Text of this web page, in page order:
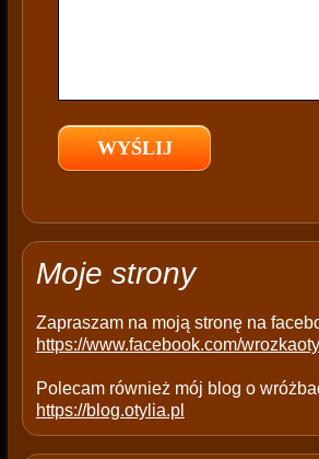
e
e
p
y
Moje strony
Zapraszam na moją stronę na
https://www.facebook.com/
Polecam również mój blog o
https://blog.otylia.pl